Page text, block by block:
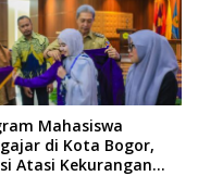
Mahasiswa
di Kota Bogor,
Atasi Kekurangan